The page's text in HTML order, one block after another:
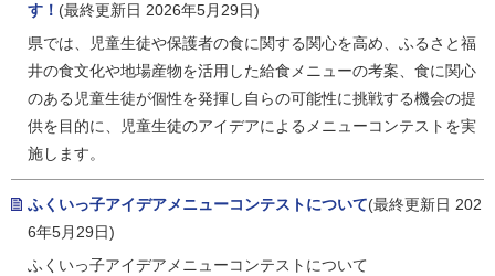
す！ (最終更新日 2026年5月29日)
県では、児童生徒や保護者の食に関する関心を高め、ふるさと福
井の食文化や地場産物を活用した給食メニューの考案、食に関心
のある児童生徒が個性を発揮し自らの可能性に挑戦する機会の提
供を目的に、児童生徒のアイデアによるメニューコンテストを実
施します。
ふくいっ子アイデアメニューコンテストについて(最終更新日 202
6年5月29日)
ふくいっ子アイデアメニューコンテストについて